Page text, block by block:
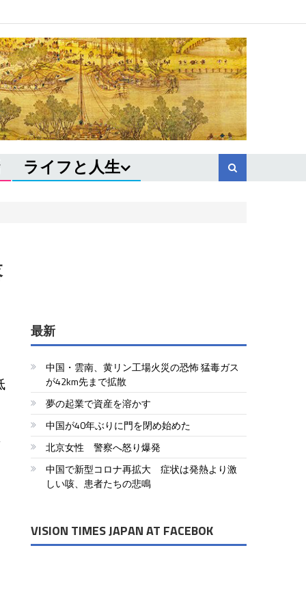
ライフと人生
最新
中国・雲南、黄リン工場火災の恐怖 猛毒ガス
が42km先まで拡散
夢の起業で資産を溶かす
中国が40年ぶりに門を閉め始めた
北京女性 警察へ怒り爆発
中国で新型コロナ再拡大 症状は発熱より激
しい咳、患者たちの悲鳴
VISION TIMES JAPAN AT FACEBOK